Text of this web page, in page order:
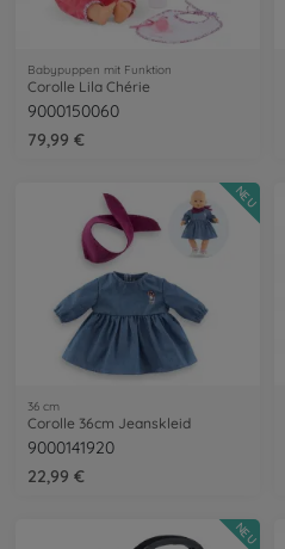
Babypuppen mit Funktion
Corolle Lila Chérie
9000150060
79,99 €
36 cm
Corolle 36cm Jeanskleid
9000141920
22,99 €
NEU
NEU